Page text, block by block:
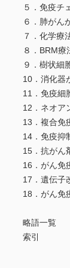
５．免疫チ
６．肺がん
７．化学療
８．BRM
９．樹状細
10．消化器
11．免疫細
12．ネオア
13．複合免
14．免疫抑
15．抗がん
16．がん免
17．遺伝子
18．がん免
略語一覧
索引